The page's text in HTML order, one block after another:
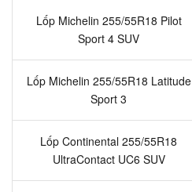
Lốp Michelin 255/55R18 Pilot
Sport 4 SUV
Lốp Michelin 255/55R18 Latitude
Sport 3
Lốp Continental 255/55R18
UltraContact UC6 SUV